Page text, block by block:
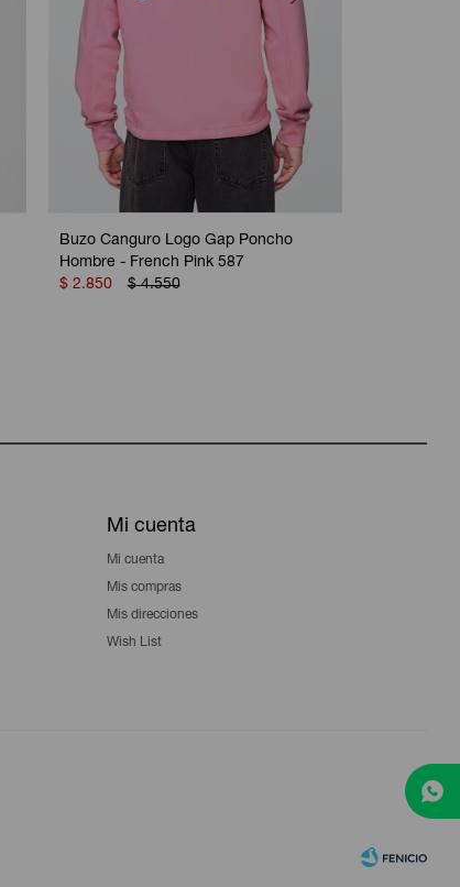
Buzo Canguro Logo Gap Poncho
Hombre - French Pink 587
$ 2.850 $ 4.550
Mi cuenta
Mi cuenta
Mis compras
Mis direcciones
Wish List